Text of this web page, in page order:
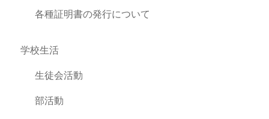
各種証明書の発行について
学校生活
生徒会活動
部活動